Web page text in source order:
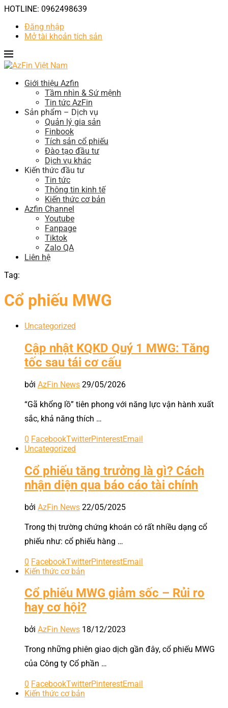
HOTLINE: 0962498639
Đăng nhập
Mở tài khoản tích sản
Giới thiệu Azfin
Tầm nhìn & Sứ mệnh
Tin tức AzFin
Sản phẩm – Dịch vụ
Quản lý gia sản
Finbook
Tích sản cổ phiếu
Đào tạo đầu tư
Dịch vụ khác
Kiến thức đầu tư
Tin tức
Thông tin kinh tế
Kiến thức cơ bản
Azfin Channel
Youtube
Fanpage
Tiktok
Zalo QA
Liên hệ
Tag:
Cổ phiếu MWG
Uncategorized
Cập nhật KQKD Quý 1 MWG: Tăng
tốc sau tái cơ cấu
bởi AzFin News 29/05/2026
“Gã khổng lồ” tiên phong với năng lực vận hành xuất
sắc, khả năng thích …
0 FacebookTwitterPinterestEmail
Uncategorized
Cổ phiếu tăng trưởng là gì? Cách
nhận diện qua báo cáo tài chính
bởi AzFin News 22/05/2025
Trong thị trường chứng khoán có rất nhiều dạng cổ
phiếu như: cổ phiếu hàng …
0 FacebookTwitterPinterestEmail
Kiến thức cơ bản
Cổ phiếu MWG giảm sốc – Rủi ro
hay cơ hội?
bởi AzFin News 18/12/2023
Trong những phiên giao dịch gần đây, cổ phiếu MWG
của Công ty Cổ phần …
0 FacebookTwitterPinterestEmail
Kiến thức cơ bản